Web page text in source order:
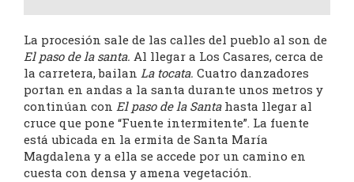
La procesión sale de las calles del pueblo al son de
El paso de la santa. Al llegar a Los Casares, cerca de
la carretera, bailan La tocata. Cuatro danzadores
portan en andas a la santa durante unos metros y
continúan con El paso de la Santa hasta llegar al
cruce que pone “Fuente intermitente”. La fuente
está ubicada en la ermita de Santa María
Magdalena y a ella se accede por un camino en
cuesta con densa y amena vegetación.